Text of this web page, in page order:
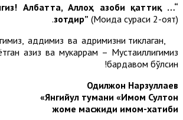
“… Эзгулик ва тақво
Албатта, Аллоҳ азоби қаттиқ
зотдир” (Моида сураси 2-оят).
қаддимиз ва қадримизни тиклаган,
азиз ва мукаррам – Мустақиллигимиз
бардавом бўлсин!
Одилжон Нарзуллаев
Янгийул тумани «Имом Султон»
жоме масжиди имом-хатиби